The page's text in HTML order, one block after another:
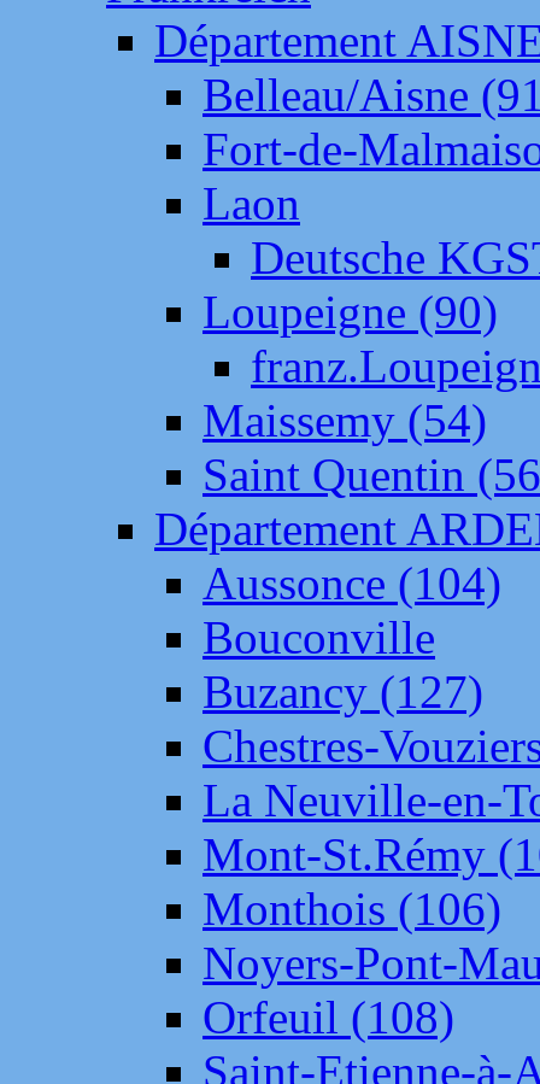
Département
Belleau/Aisne
Fort-de-
Laon
Deutsche
Loupeigne (90)
Maissemy (54)
Saint Quentin
Département
Aussonce (104)
Bouconville
Buzancy (127)
Chestres-
La Neuville-en-
Mont-St.Rémy
Monthois (106)
Noyers-Pont-
Orfeuil (108)
Saint-Etienne-à-